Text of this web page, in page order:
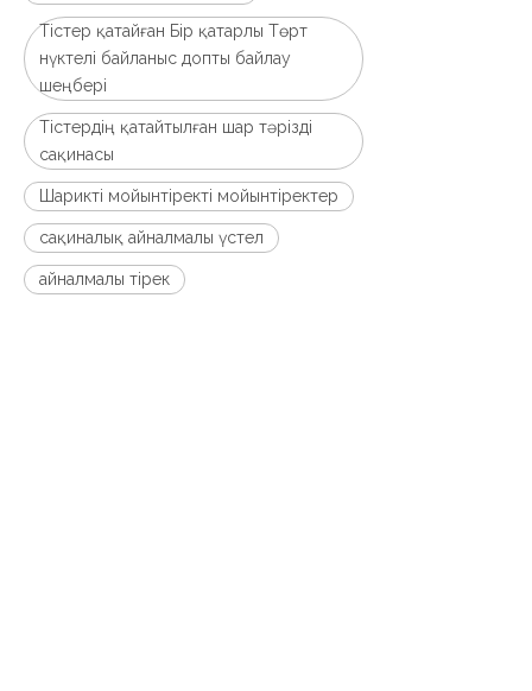
Тістер қатайған Бір қатарлы Төрт
нүктелі байланыс допты байлау
шеңбері
Тістердің қатайтылған шар тәрізді
сақинасы
Шарикті мойынтіректі мойынтіректер
сақиналық айналмалы үстел
айналмалы тірек